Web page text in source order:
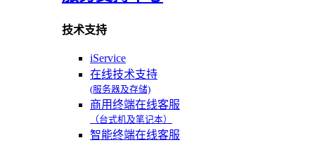
技术支持
iService
在线技术支持
(服务器及存储)
商用终端在线客服
（台式机及笔记本）
智能终端在线客服